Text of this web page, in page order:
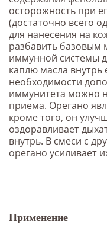
осторожность при
(достаточно всего
для нанесения на
разбавить базовым
иммунной системы
каплю масла
необходимости
иммунитета можно
приема. Орегано
кроме того, он
оздоравливает
внутрь. В смеси с
орегано усиливает
Применение